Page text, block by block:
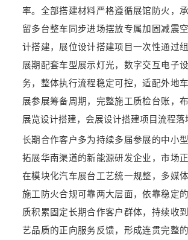
率。全部搭建材料严格遵循展馆防火，
留多台整车同步进场摆放专属加固减震
计搭建，展位设计搭建项目一次性通过
展期配套车型展示灯光，数字交互电子
务，整体执行流程稳定可控，适配外地
展参展筹备周期，完整施工质检台账，
展览设计搭建，会展设计搭建项目流程落
长期合作客户多为持续多届参展的中小
拓展华南渠道的新能源研发企业，市场
在模块化汽车展台工艺统一规整，多媒
施工防火合规可靠两大层面，依靠稳定
质积累固定长期合作客户群体，持续收
艺品质的正向服务反馈，形成连贯完整